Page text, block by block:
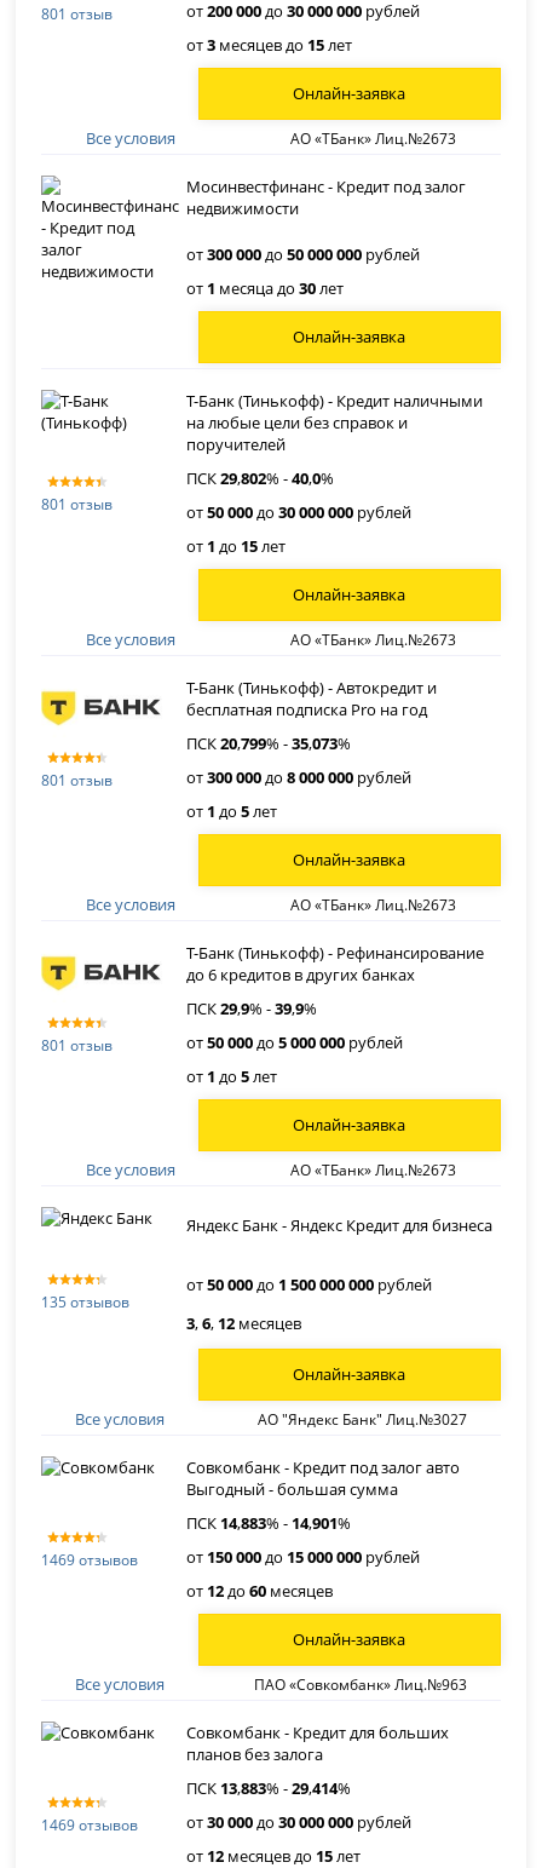
801 отзыв
от200 000до30 000 000 рублей
от3 месяцев до 15лет
Все условия АО «ТБанк» Лиц.№2673
Онлайн-заявка
Мосинвестфинанс - Кредит под залог
недвижимости
от300 000до50 000 000 рублей
от 1 месяца до30лет
Онлайн-заявка
801 отзыв
Т-Банк (Тинькофф) - Кредит наличными
на любые цели без справок и
поручителей
ПСК29,802% -40,0%
от50 000до30 000 000 рублей
от 1 до 15лет
Все условия АО «ТБанк» Лиц.№2673
Онлайн-заявка
801 отзыв
Т-Банк (Тинькофф) - Автокредит и
бесплатная подписка Pro на год
ПСК20,799% -35,073%
от300 000до8 000 000 рублей
от 1 до5лет
Все условия АО «ТБанк» Лиц.№2673
Онлайн-заявка
801 отзыв
Т-Банк (Тинькофф) - Рефинансирование
до 6 кредитов в других банках
ПСК29,9% -39,9%
от50 000до5 000 000 рублей
от 1 до5лет
Все условия АО «ТБанк» Лиц.№2673
Онлайн-заявка
135 отзывов
Яндекс Банк - Яндекс Кредит для бизнеса
от50 000до 1 500 000 000 рублей
3,6, 12 месяцев
Все условия АО "Яндекс Банк" Лиц.№3027
Онлайн-заявка
1469 отзывов
Совкомбанк - Кредит под залог авто
Выгодный - большая сумма
ПСК 14,883% - 14,901%
от 150 000до 15 000 000 рублей
от 12до60 месяцев
Все условия ПАО «Совкомбанк» Лиц.№963
Онлайн-заявка
1469 отзывов
Совкомбанк - Кредит для больших
планов без залога
ПСК 13,883% -29,414%
от30 000до30 000 000 рублей
от 12 месяцев до 15лет